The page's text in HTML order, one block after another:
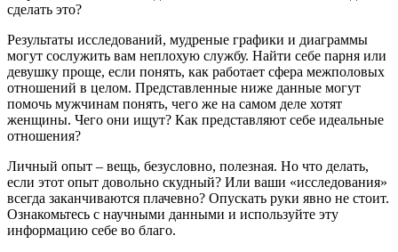
сделать это?
Результаты исследований, мудреные графики и диаграммы
могут сослужить вам неплохую службу. Найти себе парня или
девушку проще, если понять, как работает сфера межполовых
отношений в целом. Представленные ниже данные могут
помочь мужчинам понять, чего же на самом деле хотят
женщины. Чего они ищут? Как представляют себе идеальные
отношения?
Личный опыт – вещь, безусловно, полезная. Но что делать,
если этот опыт довольно скудный? Или ваши «исследования»
всегда заканчиваются плачевно? Опускать руки явно не стоит.
Ознакомьтесь с научными данными и используйте эту
информацию себе во благо.